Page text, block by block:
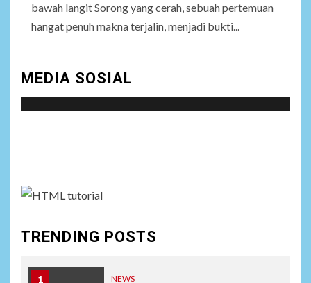
bawah langit Sorong yang cerah, sebuah pertemuan
hangat penuh makna terjalin, menjadi bukti...
MEDIA SOSIAL
TRENDING POSTS
1 NEWS